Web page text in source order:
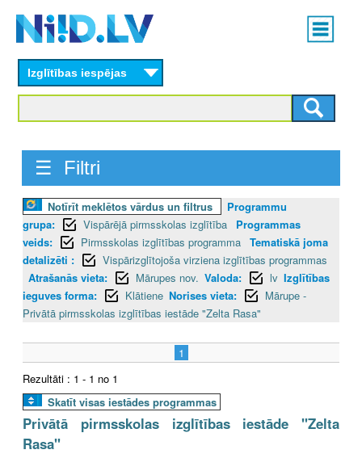
content
Main
menu
Izglītības iespējas
☰ Filtri
Notīrīt meklētos vārdus un filtrus
Programmu
grupa:
Vispārējā pirmsskolas izglītība
Programmas
veids:
Pirmsskolas izglītības programma Tematiskā joma
detalizēti :
Vispārizglītojoša virziena izglītības programmas
Atrašanās vieta:
Mārupes nov. Valoda: lv Izglītības
ieguves forma:
Klātiene Norises vieta:
Mārupe -
Privātā pirmsskolas izglītības iestāde "Zelta Rasa"
1
Rezultāti : 1 - 1 no 1
Skatīt visas iestādes programmas
Privātā pirmsskolas izglītības iestāde "Zelta
Rasa"